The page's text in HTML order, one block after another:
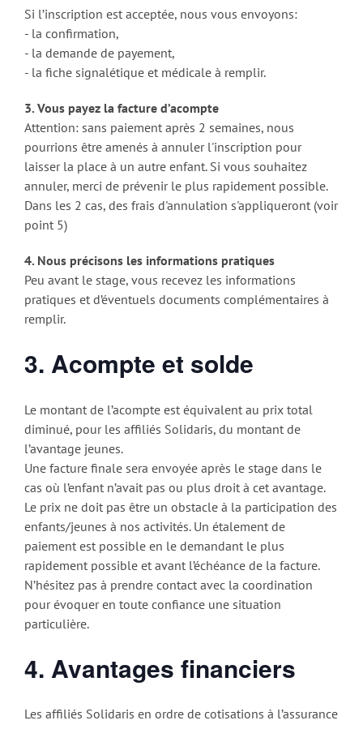
Si l’inscription est acceptée, nous vous envoyons:
- la confirmation,
- la demande de payement,
- la fiche signalétique et médicale à remplir.
3. Vous payez la facture d’acompte
Attention: sans paiement après 2 semaines, nous
pourrions être amenés à annuler l'inscription pour
laisser la place à un autre enfant. Si vous souhaitez
annuler, merci de prévenir le plus rapidement possible.
Dans les 2 cas, des frais d'annulation s'appliqueront (voir
point 5)
4. Nous précisons les informations pratiques
Peu avant le stage, vous recevez les informations
pratiques et d’éventuels documents complémentaires à
remplir.
3. Acompte et solde
Le montant de l’acompte est équivalent au prix total
diminué, pour les affiliés Solidaris, du montant de
l’avantage jeunes.
Une facture finale sera envoyée après le stage dans le
cas où l’enfant n’avait pas ou plus droit à cet avantage.
Le prix ne doit pas être un obstacle à la participation des
enfants/jeunes à nos activités. Un étalement de
paiement est possible en le demandant le plus
rapidement possible et avant l’échéance de la facture.
N’hésitez pas à prendre contact avec la coordination
pour évoquer en toute confiance une situation
particulière.
4. Avantages financiers
Les affiliés Solidaris en ordre de cotisations à l’assurance